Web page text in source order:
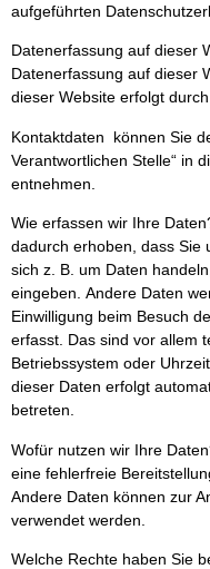
aufgeführten
Datenerfassung auf dieser
Datenerfassung auf dieser
dieser Website erfolgt
Kontaktdaten können Sie
Verantwortlichen Stelle“ in
entnehmen.
Wie erfassen wir Ihre
dadurch erhoben, dass Sie
sich z. B. um Daten
eingeben. Andere Daten
Einwilligung beim Besuch
erfasst. Das sind vor allem
Betriebssystem oder
dieser Daten erfolgt
betreten.
Wofür nutzen wir Ihre
eine fehlerfreie
Andere Daten können zur
verwendet werden.
Welche Rechte haben Sie